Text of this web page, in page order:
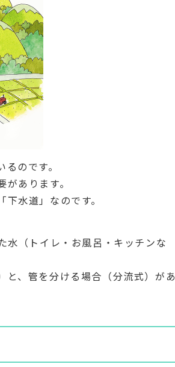
のです。
あります。
水道」なのです。
水（トイレ・お風呂・キッチンな
、管を分ける場合（分流式）があ